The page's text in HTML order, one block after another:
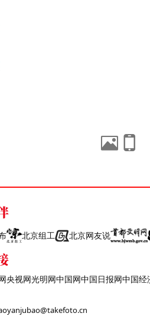
北京组工 北京网友说
央视网光明网中国网中国日报网中国经